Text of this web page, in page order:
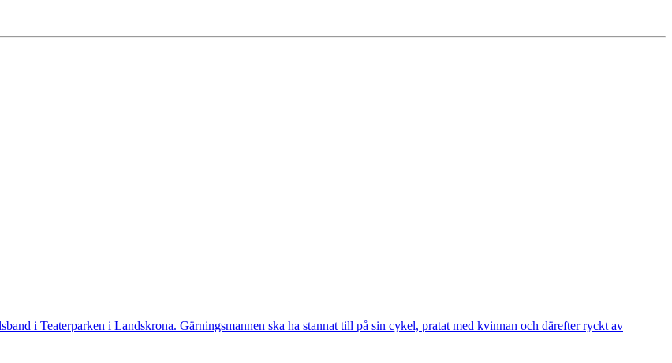
i Teaterparken i Landskrona. Gärningsmannen ska ha stannat till på sin cykel, pratat med kvinnan och därefter ryckt av